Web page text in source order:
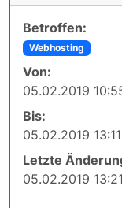
Betroffen:
Webhosting
Von:
05.02.2019
Bis:
05.02.2019
Letzte
05.02.2019